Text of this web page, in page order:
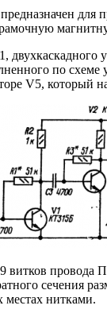
для
по
V5,
витков провода
сечения
местах нитками.